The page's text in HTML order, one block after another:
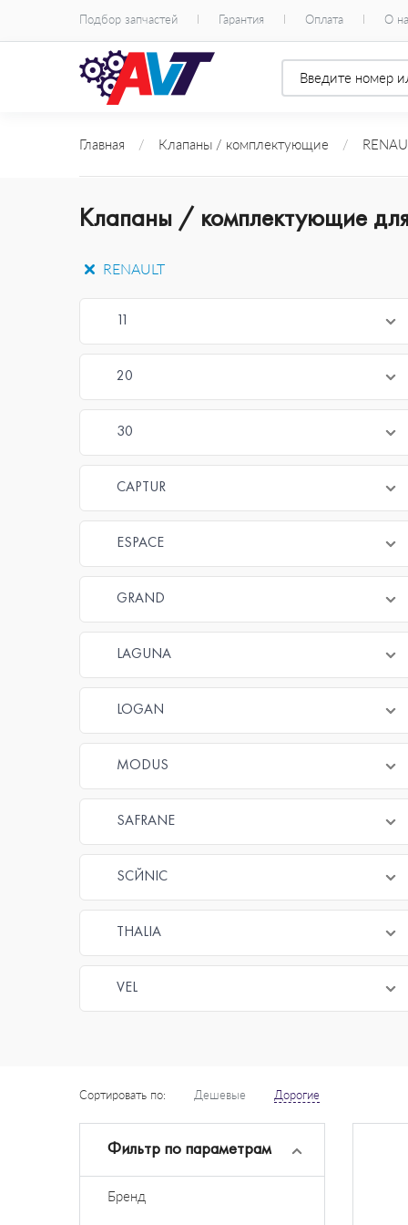
Подбор запчастей Гарантия Оплата О
Главная / Клапаны / комплектующие /
Клапаны / комплектующие для
RENAULT
11
20
30
CAPTUR
ESPACE
GRAND
LAGUNA
LOGAN
MODUS
SAFRANE
SCЙNIC
THALIA
VEL
Сортировать по: Дешевые Дорогие
Фильтр по параметрам
Бренд